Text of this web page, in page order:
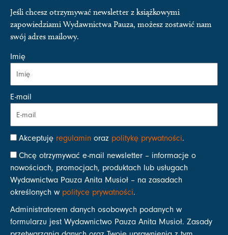
Jeśli chcesz otrzymywać newsletter z książkowymi
zapowiedziami Wydawnictwa Pauza, możesz zostawić nam
swój adres mailowy.
Imię
E-mail
Akceptuję regulamin oraz politykę prywatności.
Chcę otrzymywać e-mail newsletter – informacje o
nowościach, promocjach, produktach lub usługach
Wydawnictwa Pauza Anita Musioł – na zasadach
określonych w polityce prywatności.
Administratorem danych osobowych podanych w
formularzu jest Wydawnictwo Pauza Anita Musioł. Zasady